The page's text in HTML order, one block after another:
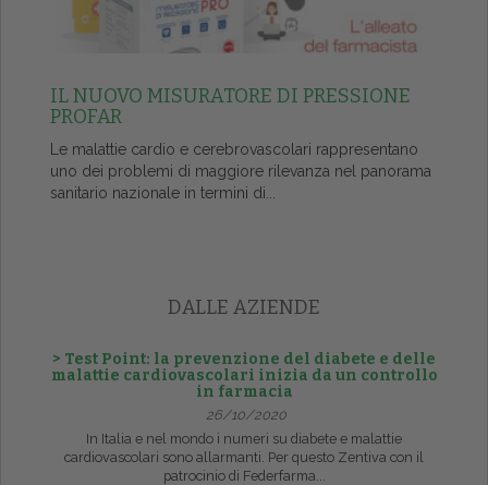
IL NUOVO MISURATORE DI PRESSIONE
PROFAR
Le malattie cardio e cerebrovascolari rappresentano
uno dei problemi di maggiore rilevanza nel panorama
sanitario nazionale in termini di...
DALLE AZIENDE
> Test Point: la prevenzione del diabete e delle
malattie cardiovascolari inizia da un controllo
in farmacia
26/10/2020
In Italia e nel mondo i numeri su diabete e malattie
cardiovascolari sono allarmanti. Per questo Zentiva con il
patrocinio di Federfarma...